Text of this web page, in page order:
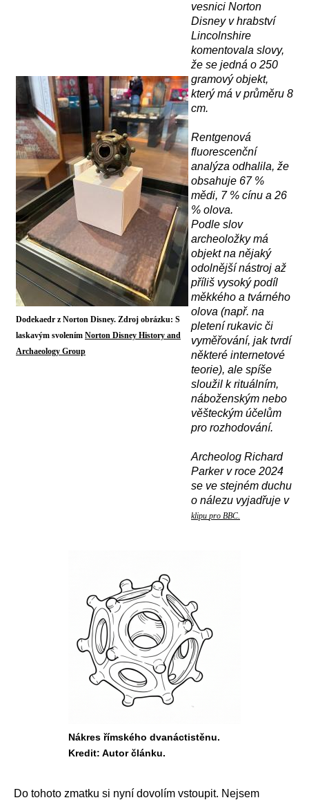
Dodekaedr z Norton Disney. Zdroj obrázku: S
laskavým svolením Norton Disney History and
Archaeology Group
vesnici Norton
Disney v hrabství
Lincolnshire
komentovala slovy,
že se jedná o 250
gramový objekt,
který má v průměru 8
cm.
Rentgenová
fluorescenční
analýza odhalila, že
obsahuje 67 %
mědi, 7 % cínu a 26
% olova.
Podle slov
archeoložky má
objekt na nějaký
odolnější nástroj až
příliš vysoký podíl
měkkého a tvárného
olova (např. na
pletení rukavic či
vyměřování, jak tvrdí
některé internetové
teorie), ale spíše
sloužil k rituálním,
náboženským nebo
věšteckým účelům
pro rozhodování.
Archeolog Richard
Parker v roce 2024
se ve stejném duchu
o nálezu vyjadřuje v
klipu pro BBC.
Nákres římského dvanáctistěnu.
Kredit: Autor článku.
Do tohoto zmatku si nyní dovolím vstoupit. Nejsem